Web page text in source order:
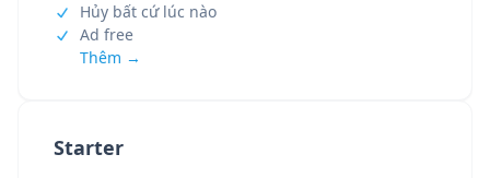
Starter
Hủy bất cứ lúc nào
Ad free
Thêm →